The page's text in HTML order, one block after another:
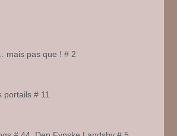
mais pas que ! # 2
portails # 11